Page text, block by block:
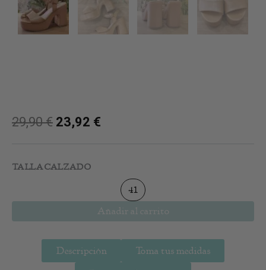
29,90€ 23,92 €
TALLA CALZADO
41
Camel
cantidad
Añadir al carrito
Descripción Toma tus medidas